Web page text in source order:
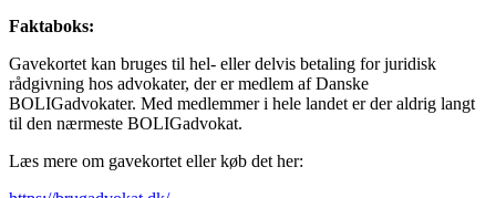
Faktaboks:
Gavekortet kan bruges til hel- eller delvis betaling for juridisk
rådgivning hos advokater, der er medlem af Danske
BOLIGadvokater. Med medlemmer i hele landet er der aldrig langt
til den nærmeste BOLIGadvokat.
Læs mere om gavekortet eller køb det her: